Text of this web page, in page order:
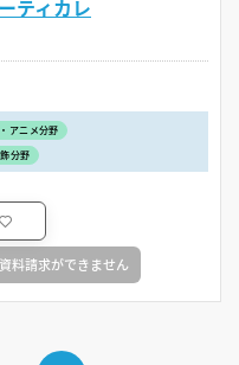
ティカレ
アニメ分野
分野
料請求ができません